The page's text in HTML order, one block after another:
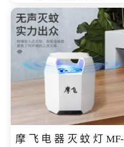
摩飞电器灭蚊灯MF-